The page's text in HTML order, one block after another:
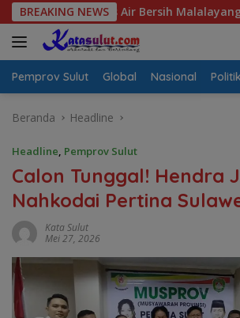
Langsung
ke
konten
BREAKING NEWS
Air Bersih Malalayang II Hingga
Pemprov Sulut Global Nasional
Beranda Headline
Headline, Pemprov Sulut
Calon Tunggal! Hendra
Nahkodai Pertina
Kata Sulut
Mei 27, 2026